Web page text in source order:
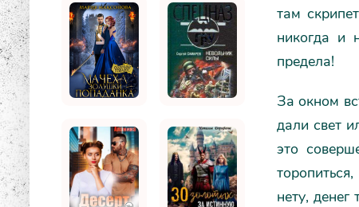
там
никогда и
предела!
За окном
дали свет
это
нету, денег